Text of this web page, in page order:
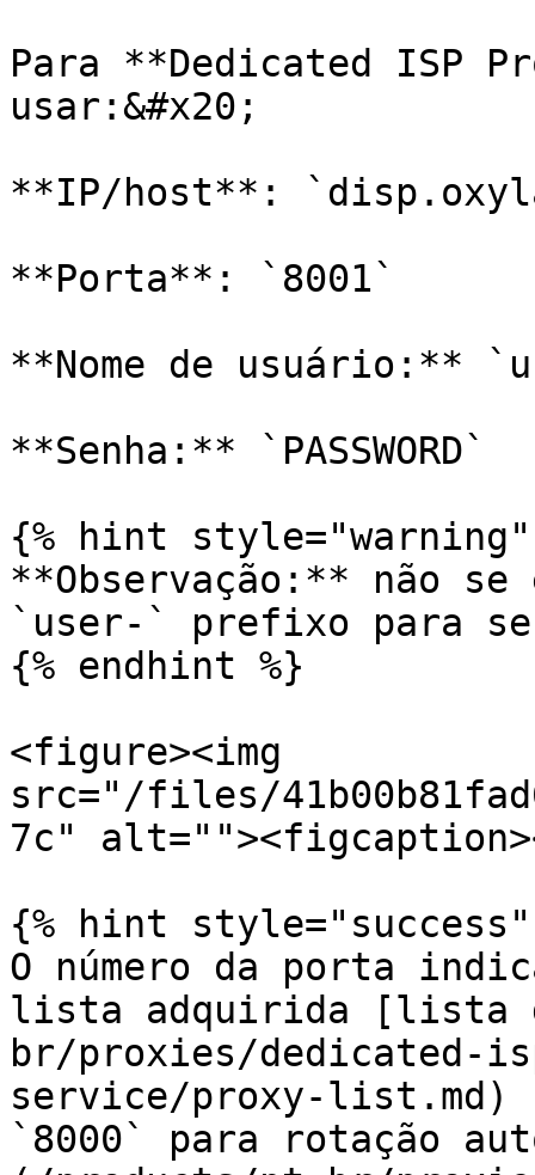
Para **Dedicated ISP
usar:&#x20;
**IP/host**:
**Porta**: `8001`
**Nome de usuário:**
**Senha:** `PASSWORD`
{% hint style="warning"
**Observação:** não
`user-` prefixo para
{% endhint %}
<figure><img
src="/files/
7c"
{% hint style="success"
O número da porta
lista adquirida [lista
br/proxies/dedicated-
service/proxy-list.md)
`8000` para rotação